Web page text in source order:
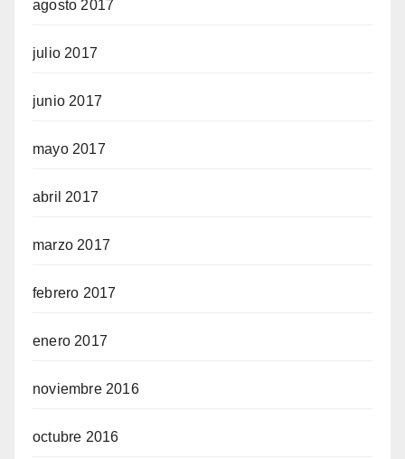
agosto 2017
julio 2017
junio 2017
mayo 2017
abril 2017
marzo 2017
febrero 2017
enero 2017
noviembre 2016
octubre 2016